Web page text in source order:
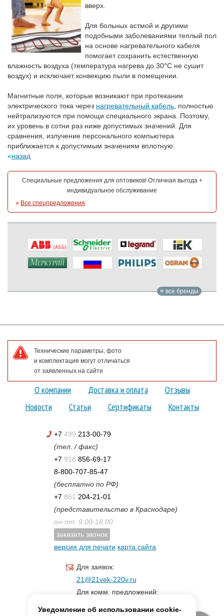
вверх.
Для больных астмой и другими
подобными заболеваниями теплый пол
на основе нагревательного кабеля
помогает сохранить естественную
влажность воздуха (температура нагрева до 30°С не сушит
воздух) и исключает конвекцию пыли в помещении.
Магнитные поля, которые возникают при протекании
электрического тока через нагревательный кабель , полностью
нейтрализуются при помощи специального экрана. Поэтому,
их уровень в сотни раз ниже допустимых значений. Для
сравнения, излучение персонального компьютера
приближается к допустимым значениям вплотную.
назад
Специальные предложения для оптовиков! Отличная выгода +
индивидуальное обслуживание
» Все спецпредложения
все бренды
Технические параметры, фото
и комплектация могут отличаться
от заявленных на сайте
О компании Доставка и оплата
Отзывы
Новости
Статьи Сертификаты Контакты
+7 499 213-00-79
(тел. / факс)
+7 916 856-69-17
8-800-707-85-47
(бесплатно по РФ)
+7 861 204-21-01
(представительство в Краснодаре)
пн-пт. 9:00-18:00
заказать звонок
версия для печати карта сайта
Для заявок:
21@21vek-220v.ru
Для комм. предложений:
Уведомление об использовании cookie-